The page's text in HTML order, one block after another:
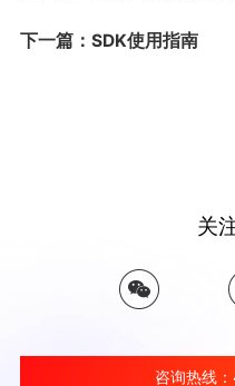
下一篇：SDK使用指南
关
咨询热线